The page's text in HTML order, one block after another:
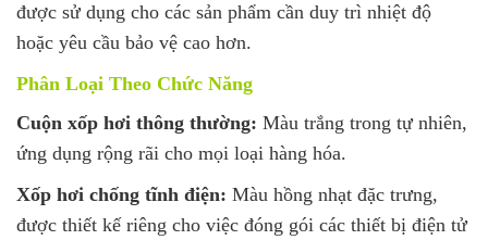
được sử dụng cho các sản phẩm cần duy trì nhiệt độ
hoặc yêu cầu bảo vệ cao hơn.
Phân Loại Theo Chức Năng
Cuộn xốp hơi thông thường: Màu trắng trong tự nhiên,
ứng dụng rộng rãi cho mọi loại hàng hóa.
Xốp hơi chống tĩnh điện: Màu hồng nhạt đặc trưng,
được thiết kế riêng cho việc đóng gói các thiết bị điện tử